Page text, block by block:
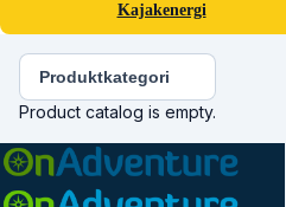
Kajakenergi
Produktkategori
Product catalog is empty.